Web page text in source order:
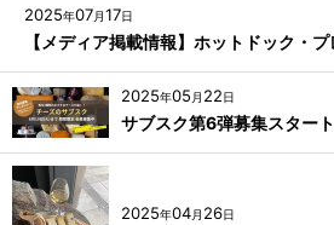
2025年07月17日
【メディア掲載情報】ホットドック・
2025年05 月 22日
サブスク第6弾募集スタート
2025年04月 26日